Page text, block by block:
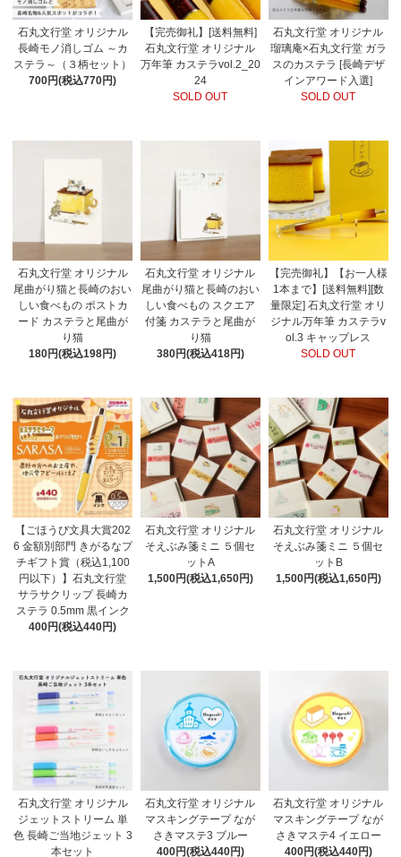
石丸文行堂 オリジナル
長崎モノ消しゴム ～カ
ステラ～（３柄セット）
700円(税込770円)
【完売御礼】[送料無料]
石丸文行堂 オリジナル
万年筆 カステラvol.2_20
24
SOLD OUT
石丸文行堂 オリジナル
瑠璃庵×石丸文行堂 ガラ
スのカステラ [長崎デザ
インアワード入選]
SOLD OUT
石丸文行堂 オリジナル
尾曲がり猫と長崎のおい
しい食べもの ポストカ
ード カステラと尾曲が
り猫
180円(税込198円)
石丸文行堂 オリジナル
尾曲がり猫と長崎のおい
しい食べもの スクエア
付箋 カステラと尾曲が
り猫
380円(税込418円)
【完売御礼】【お一人様
1本まで】[送料無料][数
量限定] 石丸文行堂 オリ
ジナル万年筆 カステラv
ol.3 キャップレス
SOLD OUT
【ごほうび文具大賞202
6 金額別部門 きがるなプ
チギフト賞（税込1,100
円以下）】石丸文行堂
サラサクリップ 長崎カ
ステラ 0.5mm 黒インク
400円(税込440円)
石丸文行堂 オリジナル
そえぶみ箋ミニ ５個セ
ットA
1,500円(税込1,650円)
石丸文行堂 オリジナル
そえぶみ箋ミニ ５個セ
ットB
1,500円(税込1,650円)
石丸文行堂 オリジナル
ジェットストリーム 単
色 長崎ご当地ジェット 3
本セット
石丸文行堂 オリジナル
マスキングテープ なが
さきマステ3 ブルー
400円(税込440円)
石丸文行堂 オリジナル
マスキングテープ なが
さきマステ4 イエロー
400円(税込440円)